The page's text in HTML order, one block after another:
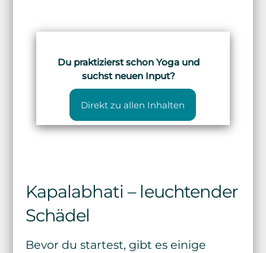
Du praktizierst schon Yoga und
suchst neuen Input?
Direkt zu allen Inhalten
Kapalabhati – leuchtender
Schädel
Bevor du startest, gibt es einige